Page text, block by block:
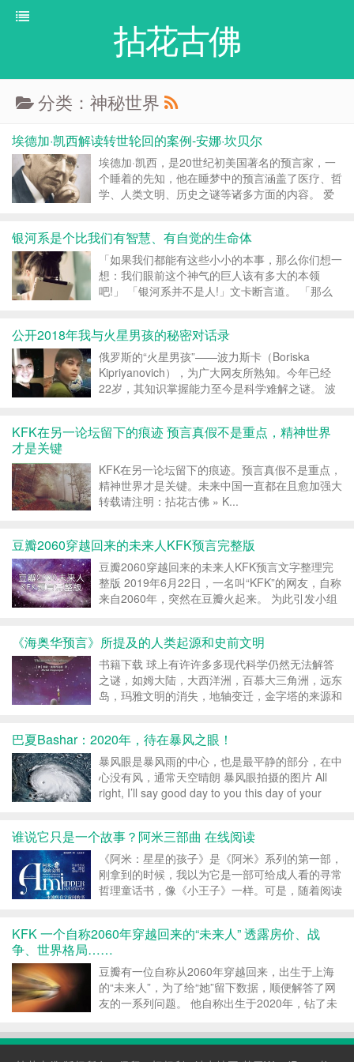
拈花古佛
分类：神秘世界
埃德加·凯西解读转世轮回的案例-安娜·坎贝尔
埃德加·凯西，是20世纪初美国著名的预言家，一
个睡着的先知，他在睡梦中的预言涵盖了医疗、哲
学、人类文明、历史之谜等诸多方面的内容。 爱
数千个人。四十年中，凯西给出解读或超自然论
文，用阿卡西记...
银河系是个比我们有智慧、有自觉的生命体
「如果我们都能有这些小小的本事，那么你们想一
想：我们眼前这个神气的巨人该有多大的本领
吧!」 「银河系并不是人!」文卡断言道。 「那么
没有生命呢?」阿米重复我说的话，好像听到什么
荒谬的事似的：...
公开2018年我与火星男孩的秘密对话录
俄罗斯的“火星男孩”——波力斯卡（Boriska
Kipriyanovich），为广大网友所熟知。今年已经
22岁，其知识掌握能力至今是科学难解之谜。 波
父亲是一位退役军官。波力斯卡的母亲描...
KFK在另一论坛留下的痕迹 预言真假不是重点，精神世界
才是关键
KFK在另一论坛留下的痕迹。预言真假不是重点，
精神世界才是关键。未来中国一直都在且愈加强大
转载请注明：拈花古佛 » K...
豆瓣2060穿越回来的未来人KFK预言完整版
豆瓣2060穿越回来的未来人KFK预言文字整理完
整版 2019年6月22日，一名叫“KFK”的网友，自称
来自2060年，突然在豆瓣火起来。 为此引发小组
了。 而“KFK”在争论中，就此在网上消失...
《海奥华预言》所提及的人类起源和史前文明
书籍下载 球上有许许多多现代科学仍然无法解答
之谜，如姆大陆，大西洋洲，百慕大三角洲，远东
岛，玛雅文明的消失，地轴变迁，金字塔的来源和
了。作者，在他奇异的十夭外星旅行之后，终于给
我们...
巴夏Bashar：2020年，待在暴风之眼！
暴风眼是暴风雨的中心，也是最平静的部分，在中
心没有风，通常天空晴朗 暴风眼拍摄的图片 All
right, I’ll say good day to you this day of your
谁说它只是一个故事？阿米三部曲 在线阅读
《阿米：星星的孩子》是《阿米》系列的第一部，
刚拿到的时候，我以为它是一部可给成人看的寻常
哲理童话书，像《小王子》一样。可是，随着阅读
言》了！我甚至觉得《阿米》系列是作者超自然...
KFK 一个自称2060年穿越回来的“未来人” 透露房价、战
争、世界格局……
豆瓣有一位自称从2060年穿越回来，出生于上海
的“未来人”，为了给“她”留下数据，顺便解答了网
友的一系列问题。 他自称出生于2020年，钻了未
代。 “2019年是比较特殊的一年，下半年地球上有